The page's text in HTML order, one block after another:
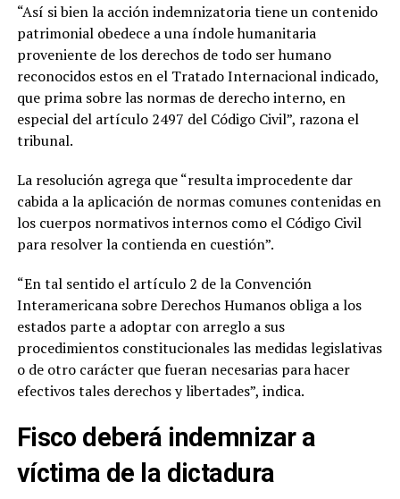
“Así si bien la acción indemnizatoria tiene un contenido
patrimonial obedece a una índole humanitaria
proveniente de los derechos de todo ser humano
reconocidos estos en el Tratado Internacional indicado,
que prima sobre las normas de derecho interno, en
especial del artículo 2497 del Código Civil”, razona el
tribunal.
La resolución agrega que “resulta improcedente dar
cabida a la aplicación de normas comunes contenidas en
los cuerpos normativos internos como el Código Civil
para resolver la contienda en cuestión”.
“En tal sentido el artículo 2 de la Convención
Interamericana sobre Derechos Humanos obliga a los
estados parte a adoptar con arreglo a sus
procedimientos constitucionales las medidas legislativas
o de otro carácter que fueran necesarias para hacer
efectivos tales derechos y libertades”, indica.
Fisco deberá indemnizar a
víctima de la dictadura